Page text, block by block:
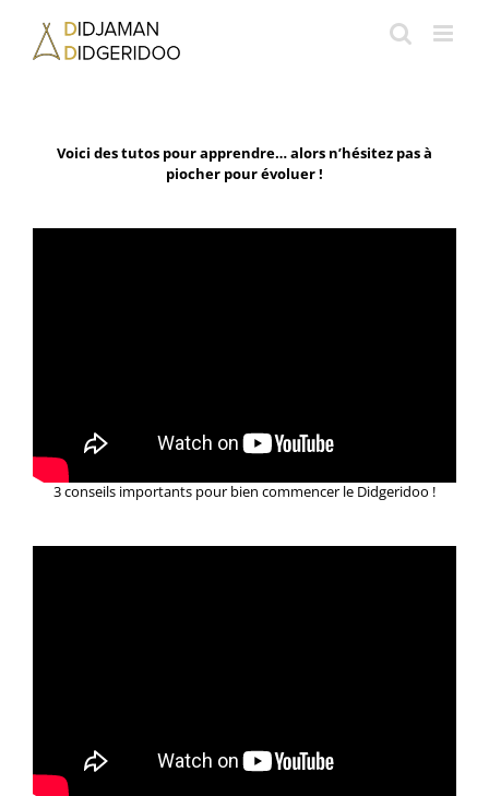
contenu
Voici des tutos pour apprendre… alors n’hésitez pas à
piocher pour évoluer !
3 conseils importants pour bien commencer le Didgeridoo !